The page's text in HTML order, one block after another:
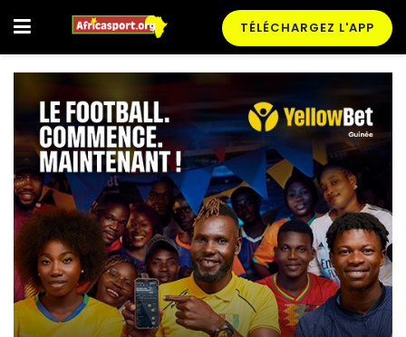
TÉLÉCHARGEZ L'APP